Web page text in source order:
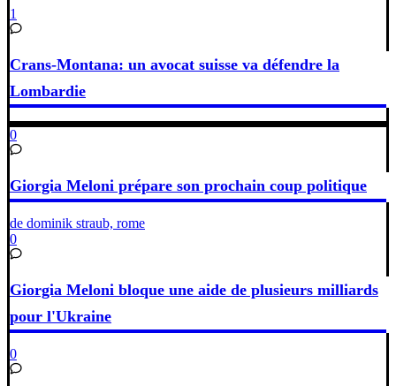
1
Crans-Montana: un avocat suisse va défendre la
Lombardie
0
Giorgia Meloni prépare son prochain coup politique
de dominik straub, rome
0
Giorgia Meloni bloque une aide de plusieurs milliards
pour l'Ukraine
0